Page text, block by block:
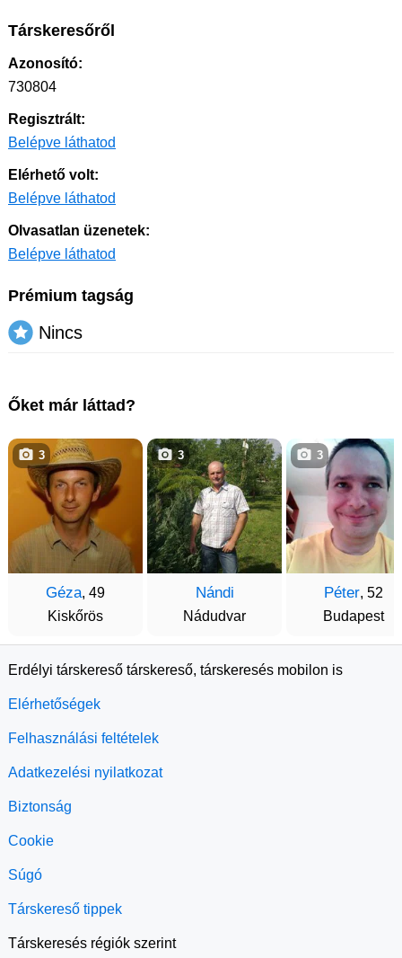
Társkeresőről
Azonosító:
730804
Regisztrált:
Belépve láthatod
Elérhető volt:
Belépve láthatod
Olvasatlan üzenetek:
Belépve láthatod
Prémium tagság
Nincs
Őket már láttad?
Géza, 49
Kiskőrös
3
Nándi
Nádudvar
3
Péter, 52
Budapest
3
Erdélyi társkereső társkereső, társkeresés mobilon is
Elérhetőségek
Felhasználási feltételek
Adatkezelési nyilatkozat
Biztonság
Cookie
Súgó
Társkereső tippek
Társkeresés régiók szerint